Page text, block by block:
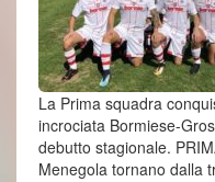
La Prima squadra
incrociata Bormiese-
debutto stagionale.
Menegola tornano dalla